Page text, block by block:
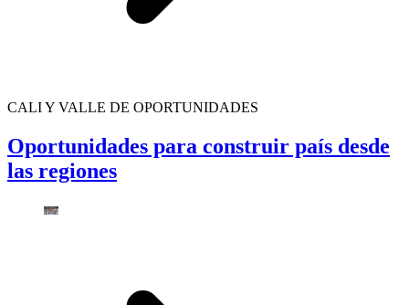
CALI Y VALLE DE OPORTUNIDADES
Oportunidades para construir país desde
las regiones